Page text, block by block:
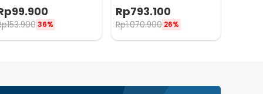
99.900
153.900 36%
4900mAh
Rp793.100
Rp1.070.900 26%